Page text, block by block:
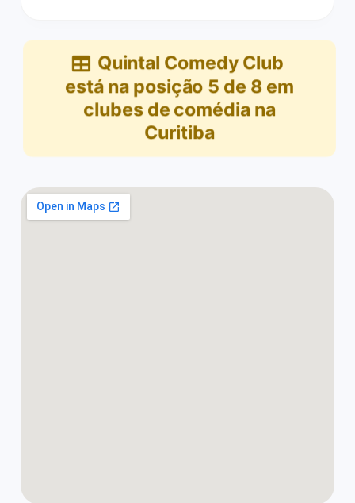
Quintal Comedy Club
está na posição 5 de 8 em
clubes de comédia na
Curitiba